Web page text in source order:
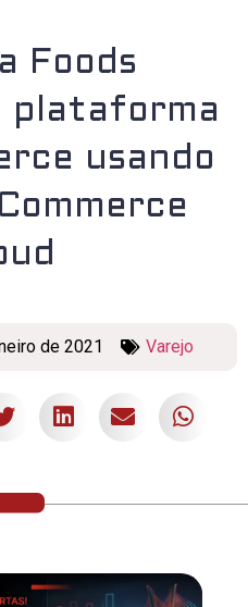
Foods
plataforma
usando
de 2021 Varejo